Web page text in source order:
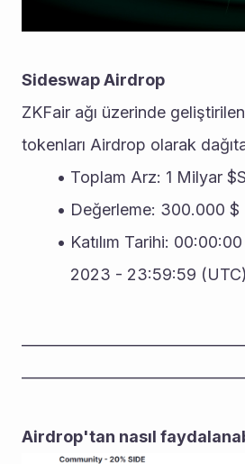
Sideswap Airdrop
ZKFair ağı üzerinde
tokenları Airdrop olarak
Toplam Arz: 1 Milyar
Değerleme: 300.000 $
Katılım Tarihi:
2023 - 23:59:59
Airdrop'tan nasıl